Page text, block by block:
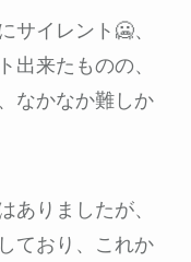
サイレント🥶、
出来たものの、
なかなか難しか
ありましたが、
ており、これか